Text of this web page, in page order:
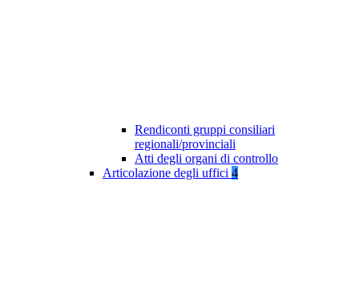
Rendiconti gruppi consiliari
regionali/provinciali
Atti degli organi di controllo
Articolazione degli uffici 4